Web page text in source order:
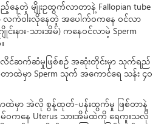
နေတဲ့ မျိုးဥထွက်လာတာနဲ့ Fallopian tube
လက်ဝါးလိုနေတဲ့ အပေါက်ဝကနေ ဝင်လာ
းနား-သားအိမ်) ကနေဝင်လာမဲ့ Sperm
င်ဆက်ဆံမှုဖြစ်စဉ် အဆုံးတိုင်းမှာ သုက်ရည်
မှာ Sperm သုက် အကောင်ရေ သန်း ၄ဝ
းနာထဲမှာ အဲလို စွန့်ထုတ်-ပန်းထွက်မှု ဖြစ်တာနဲ့
ကနေ Uterus သားအိမ်ထဲကို ရေကူးသလို